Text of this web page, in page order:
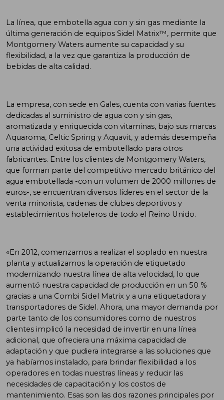
La línea, que embotella agua con y sin gas mediante la
última generación de equipos Sidel Matrix™, permite que
Montgomery Waters aumente su capacidad y su
flexibilidad, a la vez que garantiza la producción de
bebidas de alta calidad.
La empresa, con sede en Gales, cuenta con varias fuentes
dedicadas al suministro de agua con y sin gas,
aromatizada y enriquecida con vitaminas, bajo sus marcas
Aquaroma, Celtic Spring y Aquavit, y además desempeña
una actividad exitosa de embotellado para otros
fabricantes. Entre los clientes de Montgomery Waters,
que forman parte del competitivo mercado británico del
agua embotellada -con un volumen de 2000 millones de
euros-, se encuentran diversos líderes en el sector de la
venta minorista, cadenas de clubes deportivos y
establecimientos hoteleros de todo el Reino Unido.
«En 2012, comenzamos a realizar el soplado en nuestra
planta y actualizamos la operación de etiquetado
modernizando nuestra línea de alta velocidad, lo que
aumentó nuestra capacidad de producción en un 50 %
gracias a una Combi Sidel Matrix y a una etiquetadora y
transportadores de Sidel. Ahora, una mayor demanda por
parte tanto de los consumidores como de nuestros
clientes implicó la necesidad de invertir en una línea
adicional, que ofreciera una máxima capacidad de
adaptación y que pudiera integrarse a las soluciones que
ya habíamos instalado, para brindar flexibilidad a los
operadores en todas nuestras líneas y reducir las
necesidades de capacitación y los costos de
mantenimiento. Esas son las dos razones principales por